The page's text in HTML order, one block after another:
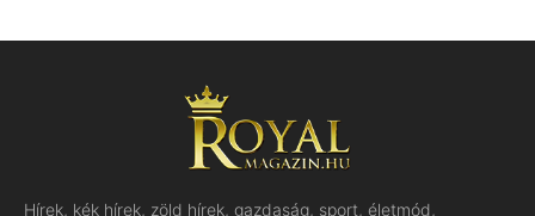
Hírek, kék hírek, zöld hírek, gazdaság, sport, életmód,